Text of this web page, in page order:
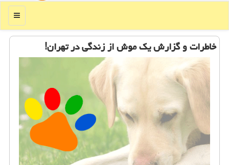
منو
خاطرات و گزارش یک موش از زندگی در تهران!